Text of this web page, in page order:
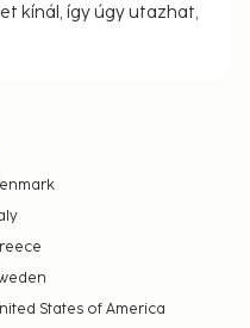
kínál, így úgy utazhat,
States of America